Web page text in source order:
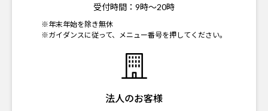
受付時間： 9時～20時
※年末年始を除き無休
※ガイダンスに従って、メニュー番号を押してください。
法人のお客様